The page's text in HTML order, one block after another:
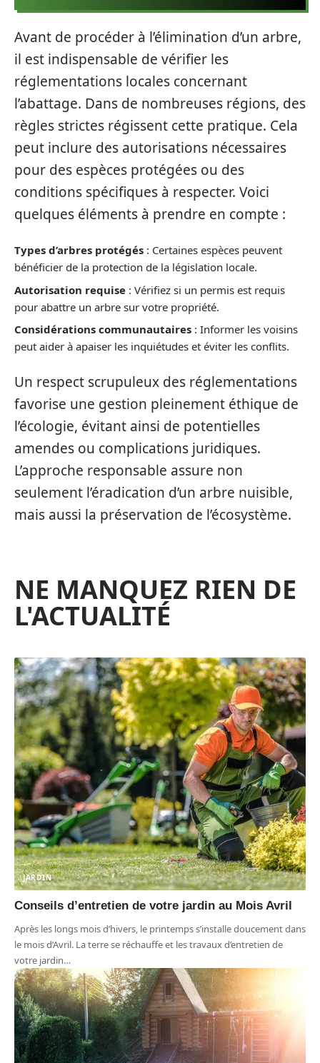
Avant de procéder à l’élimination d’un arbre,
il est indispensable de vérifier les
réglementations locales concernant
l’abattage. Dans de nombreuses régions, des
règles strictes régissent cette pratique. Cela
peut inclure des autorisations nécessaires
pour des espèces protégées ou des
conditions spécifiques à respecter. Voici
quelques éléments à prendre en compte :
Types d’arbres protégés : Certaines espèces peuvent
bénéficier de la protection de la législation locale.
Autorisation requise : Vérifiez si un permis est requis
pour abattre un arbre sur votre propriété.
Considérations communautaires : Informer les voisins
peut aider à apaiser les inquiétudes et éviter les conflits.
Un respect scrupuleux des réglementations
favorise une gestion pleinement éthique de
l’écologie, évitant ainsi de potentielles
amendes ou complications juridiques.
L’approche responsable assure non
seulement l’éradication d’un arbre nuisible,
mais aussi la préservation de l’écosystème.
NE MANQUEZ RIEN DE
L'ACTUALITÉ
JARDIN
Conseils d’entretien de votre jardin au Mois Avril
Après les longs mois d’hivers, le printemps s’installe doucement dans
le mois d’Avril. La terre se réchauffe et les travaux d’entretien de
votre jardin…